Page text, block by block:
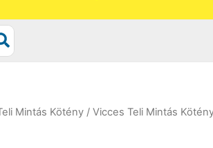
Mintás Kötény / Vicces Teli Mintás